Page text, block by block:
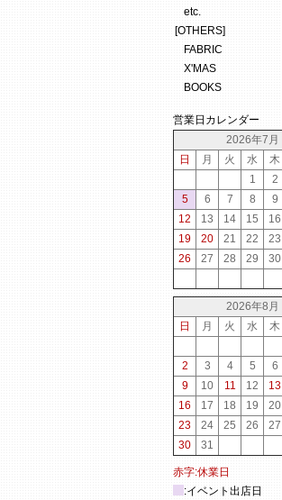
etc.
[OTHERS]
FABRIC
X'MAS
BOOKS
営業日カレンダー
2026年7月
日
月 火 水 木
1
2
5
6 7 8 9
12
13 14 15 16
19
20 21 22 23
26
27 28 29 30
2026年8月
日
月 火 水 木
2
3 4 5 6
9
10 11 12 13
16
17 18 19 20
23
24 25 26 27
30
31
赤字:休業日
:イベント出店日